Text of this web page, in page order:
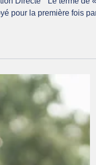
unique
Directe " Le terme de
pour la première fois